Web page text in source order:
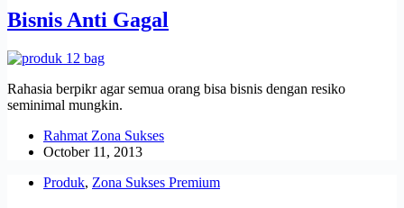
Bisnis Anti Gagal
Rahasia berpikr agar semua orang bisa bisnis dengan resiko
seminimal mungkin.
Rahmat Zona Sukses
October 11, 2013
Produk, Zona Sukses Premium